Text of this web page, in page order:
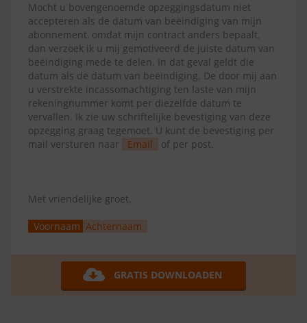
Mocht u bovengenoemde opzeggingsdatum niet
accepteren als de datum van beëindiging van mijn
abonnement, omdat mijn contract anders bepaalt,
dan verzoek ik u mij gemotiveerd de juiste datum van
beëindiging mede te delen. In dat geval geldt die
datum als de datum van beëindiging. De door mij aan
u verstrekte incassomachtiging ten laste van mijn
rekeningnummer komt per diezelfde datum te
vervallen. Ik zie uw schriftelijke bevestiging van deze
opzegging graag tegemoet. U kunt de bevestiging per
mail versturen naar
Email of per post.
Met vriendelijke groet,
Voornaam Achternaam
GRATIS DOWNLOADEN